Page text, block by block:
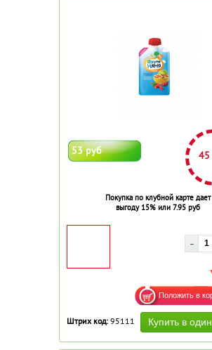
53 руб 45
Покупка по клубной карте дает
выгоду 15% или 7.95 руб
Штрих код: 95111